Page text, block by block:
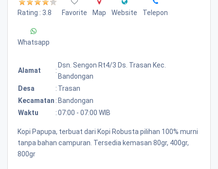
Rating : 3.8 Favorite Map Website Telepon
Whatsapp
Alamat :
Dsn. Sengon Rt4/3 Ds. Trasan Kec.
Bandongan
Desa
: Trasan
Kecamatan : Bandongan
Waktu
:07:00 - 07:00 WIB
Kopi Papupa, terbuat dari Kopi Robusta pilihan 100% murni
tanpa bahan campuran. Tersedia kemasan 80gr, 400gr,
800gr